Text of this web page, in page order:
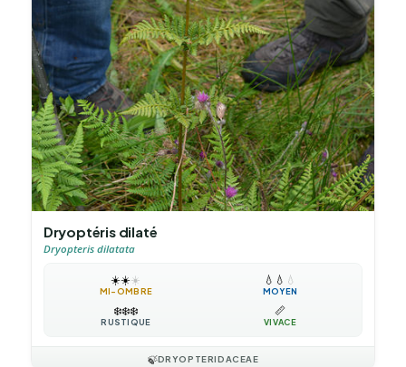
Dryoptéris dilaté
Dryopteris dilatata
☀️☀️☀️
MI-OMBRE
💧 💧 💧
MOYEN
❄️❄️❄️
RUSTIQUE
📏
VIVACE
🍃DRYOPTERIDACEAE